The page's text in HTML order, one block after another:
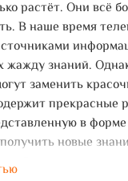
растёт. Они всё
В наше время
жажду знаний.
заменить
прекрасные
в форме
новые
провести время